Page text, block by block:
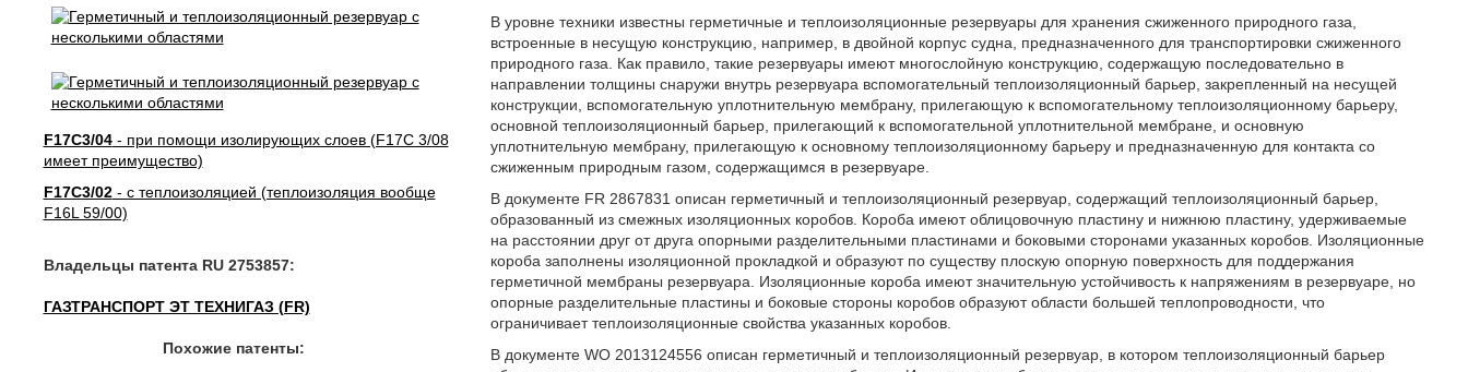
F17C3/04- при помощи изолирующих слоев (F17C 3/08
имеет преимущество)
F17C3/02- с теплоизоляцией (теплоизоляция вообще
F16L 59/00)
Владельцы патента RU 2753857:
ГАЗТРАНСПОРТ ЭТ ТЕХНИГАЗ (FR)
В уровне техники известны герметичные и теплоизоляционные резервуары для хранения сжиженного природного газа,
встроенные в несущую конструкцию, например, в двойной корпус судна, предназначенного для транспортировки сжиженного
природного газа. Как правило, такие резервуары имеют многослойную конструкцию, содержащую последовательно в
направлении толщины снаружи внутрь резервуара вспомогательный теплоизоляционный барьер, закрепленный на несущей
конструкции, вспомогательную уплотнительную мембрану, прилегающую к вспомогательному теплоизоляционному барьеру,
основной теплоизоляционный барьер, прилегающий к вспомогательной уплотнительной мембране, и основную
уплотнительную мембрану, прилегающую к основному теплоизоляционному барьеру и предназначенную для контакта со
сжиженным природным газом, содержащимся в резервуаре.
В документе FR 2867831 описан герметичный и теплоизоляционный резервуар, содержащий теплоизоляционный барьер,
образованный из смежных изоляционных коробов. Короба имеют облицовочную пластину и нижнюю пластину, удерживаемые
на расстоянии друг от друга опорными разделительными пластинами и боковыми сторонами указанных коробов. Изоляционные
короба заполнены изоляционной прокладкой и образуют по существу плоскую опорную поверхность для поддержания
герметичной мембраны резервуара. Изоляционные короба имеют значительную устойчивость к напряжениям в резервуаре, но
опорные разделительные пластины и боковые стороны коробов образуют области большей теплопроводности, что
ограничивает теплоизоляционные свойства указанных коробов.
В документе WO 2013124556 описан герметичный и теплоизоляционный резервуар, в котором теплоизоляционный барьер
Похожие патенты: